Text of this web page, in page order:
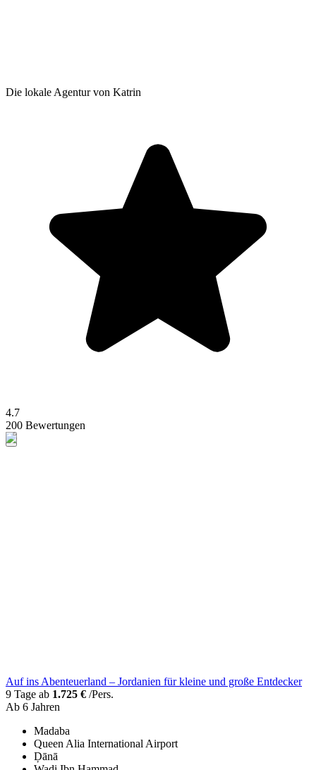
Die lokale Agentur von Katrin
4.7
200 Bewertungen
Auf ins Abenteuerland – Jordanien für kleine und große Entdecker
9 Tage ab 1.725 € /Pers.
Ab 6 Jahren
Madaba
Queen Alia International Airport
Ḑānā